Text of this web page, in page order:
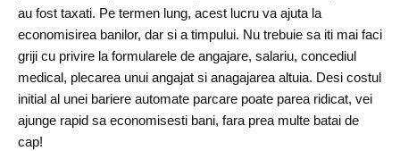
au fost taxati. Pe termen lung, acest lucru va ajuta la
economisirea banilor, dar si a timpului. Nu trebuie sa iti mai faci
griji cu privire la formularele de angajare, salariu, concediul
medical, plecarea unui angajat si anagajarea altuia. Desi costul
initial al unei bariere automate parcare poate parea ridicat, vei
ajunge rapid sa economisesti bani, fara prea multe batai de
cap!